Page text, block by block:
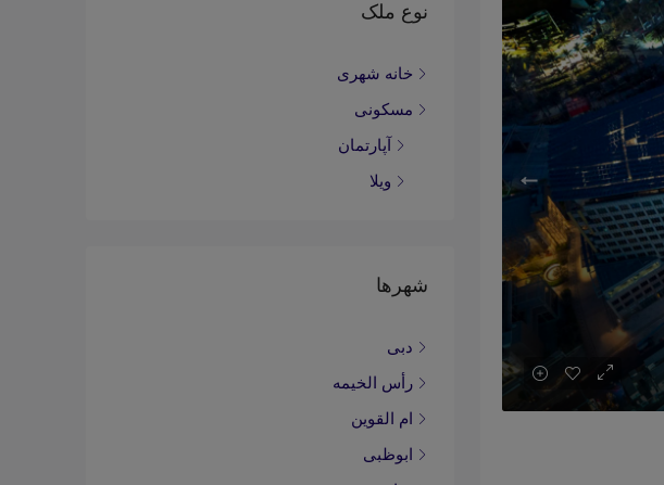
نوع ملک
خانه شهری
مسکونی
آپارتمان
ویلا
شهرها
دبی
رأس الخیمه
ام القوین
ابوظبی